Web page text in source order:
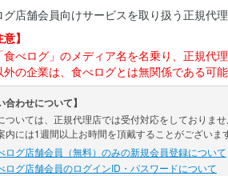
グ店舗会員向けサービスを取り扱う正規代
】
食べログ」のメディア名を名乗り、正規代
外の企業は、食べログとは無関係である可
合わせについて】
ついては、正規代理店では受付対応をしておりま
内には1週間以上お時間を頂戴することがございま
ログ店舗会員（無料）のみの新規会員登録について
ログ店舗会員のログインID・パスワードについて